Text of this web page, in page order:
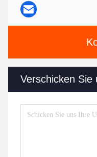
Verschicken Sie